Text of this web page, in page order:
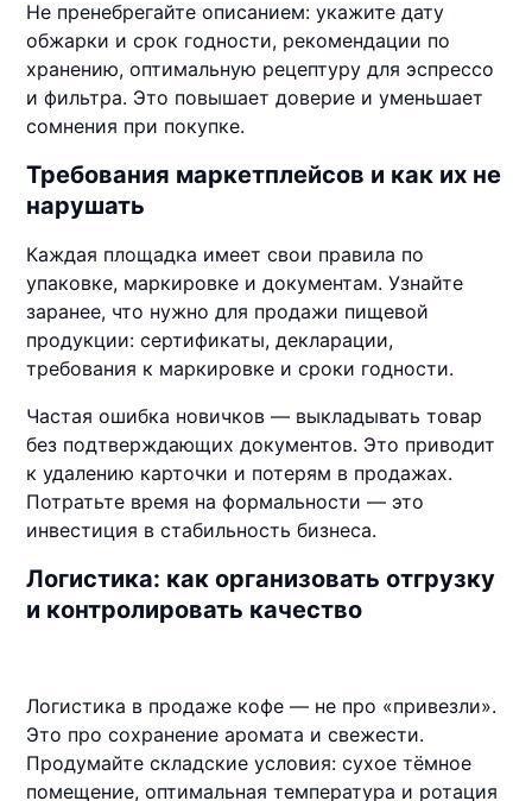
Не пренебрегайте описанием: укажите дату
обжарки и срок годности, рекомендации по
хранению, оптимальную рецептуру для эспрессо
и фильтра. Это повышает доверие и уменьшает
сомнения при покупке.
Требования маркетплейсов и как их не
нарушать
Каждая площадка имеет свои правила по
упаковке, маркировке и документам. Узнайте
заранее, что нужно для продажи пищевой
продукции: сертификаты, декларации,
требования к маркировке и сроки годности.
Частая ошибка новичков — выкладывать товар
без подтверждающих документов. Это приводит
к удалению карточки и потерям в продажах.
Потратьте время на формальности — это
инвестиция в стабильность бизнеса.
Логистика: как организовать отгрузку
и контролировать качество
Логистика в продаже кофе — не про «привезли».
Это про сохранение аромата и свежести.
Продумайте складские условия: сухое тёмное
помещение, оптимальная температура и ротация